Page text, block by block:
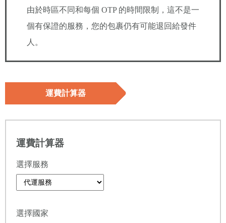
由於時區不同和每個 OTP 的時間限制，這不是一
個有保證的服務，您的包裹仍有可能退回給發件
人。
運費計算器
運費計算器
選擇服務
選擇國家